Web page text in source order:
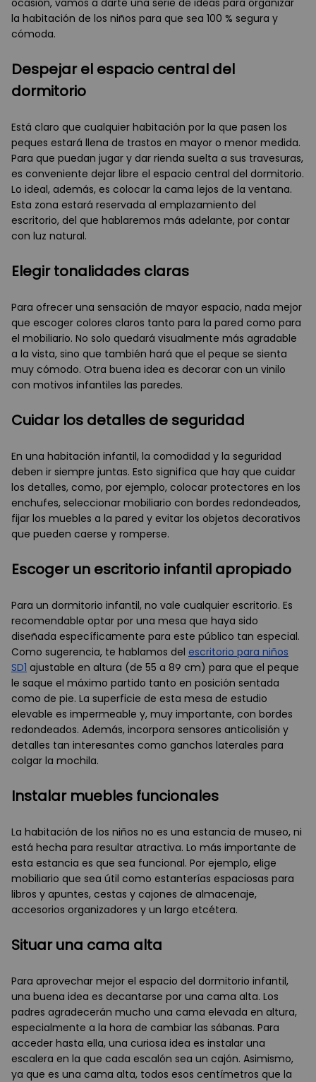
ocasión, vamos a darte una serie de ideas para organizar
la habitación de los niños para que sea 100 % segura y
cómoda.
Despejar el espacio central del
dormitorio
Está claro que cualquier habitación por la que pasen los
peques estará llena de trastos en mayor o menor medida.
Para que puedan jugar y dar rienda suelta a sus travesuras,
es conveniente dejar libre el espacio central del dormitorio.
Lo ideal, además, es colocar la cama lejos de la ventana.
Esta zona estará reservada al emplazamiento del
escritorio, del que hablaremos más adelante, por contar
con luz natural.
Elegir tonalidades claras
Para ofrecer una sensación de mayor espacio, nada mejor
que escoger colores claros tanto para la pared como para
el mobiliario. No solo quedará visualmente más agradable
a la vista, sino que también hará que el peque se sienta
muy cómodo. Otra buena idea es decorar con un vinilo
con motivos infantiles las paredes.
Cuidar los detalles de seguridad
En una habitación infantil, la comodidad y la seguridad
deben ir siempre juntas. Esto significa que hay que cuidar
los detalles, como, por ejemplo, colocar protectores en los
enchufes, seleccionar mobiliario con bordes redondeados,
fijar los muebles a la pared y evitar los objetos decorativos
que pueden caerse y romperse.
Escoger un escritorio infantil apropiado
Para un dormitorio infantil, no vale cualquier escritorio. Es
recomendable optar por una mesa que haya sido
diseñada específicamente para este público tan especial.
Como sugerencia, te hablamos del escritorio para niños
SD1 ajustable en altura (de 55 a 89 cm) para que el peque
le saque el máximo partido tanto en posición sentada
como de pie. La superficie de esta mesa de estudio
elevable es impermeable y, muy importante, con bordes
redondeados. Además, incorpora sensores anticolisión y
detalles tan interesantes como ganchos laterales para
colgar la mochila.
Instalar muebles funcionales
La habitación de los niños no es una estancia de museo, ni
está hecha para resultar atractiva. Lo más importante de
esta estancia es que sea funcional. Por ejemplo, elige
mobiliario que sea útil como estanterías espaciosas para
libros y apuntes, cestas y cajones de almacenaje,
accesorios organizadores y un largo etcétera.
Situar una cama alta
Para aprovechar mejor el espacio del dormitorio infantil,
una buena idea es decantarse por una cama alta. Los
padres agradecerán mucho una cama elevada en altura,
especialmente a la hora de cambiar las sábanas. Para
acceder hasta ella, una curiosa idea es instalar una
escalera en la que cada escalón sea un cajón. Asimismo,
ya que es una cama alta, todos esos centímetros que la